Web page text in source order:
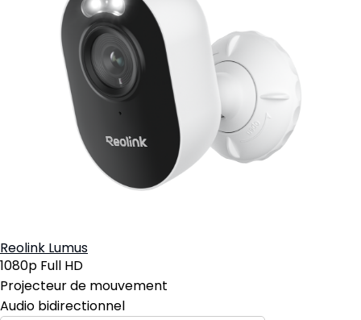
Reolink Lumus
1080p Full HD
Projecteur de mouvement
Audio bidirectionnel